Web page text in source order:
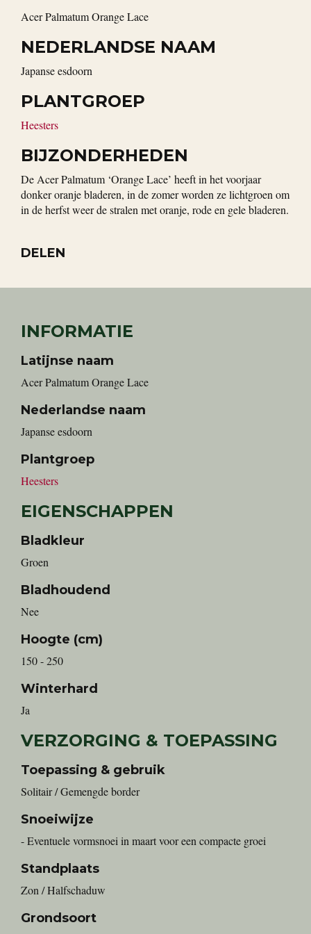
Acer Palmatum Orange Lace
NEDERLANDSE NAAM
Japanse esdoorn
PLANTGROEP
Heesters
BIJZONDERHEDEN
De Acer Palmatum ‘Orange Lace’ heeft in het voorjaar
donker oranje bladeren, in de zomer worden ze lichtgroen om
in de herfst weer de stralen met oranje, rode en gele bladeren.
DELEN
INFORMATIE
Latijnse naam
Acer Palmatum Orange Lace
Nederlandse naam
Japanse esdoorn
Plantgroep
Heesters
EIGENSCHAPPEN
Bladkleur
Groen
Bladhoudend
Nee
Hoogte (cm)
150 - 250
Winterhard
Ja
VERZORGING & TOEPASSING
Toepassing & gebruik
Solitair / Gemengde border
Snoeiwijze
- Eventuele vormsnoei in maart voor een compacte groei
Standplaats
Zon / Halfschaduw
Grondsoort